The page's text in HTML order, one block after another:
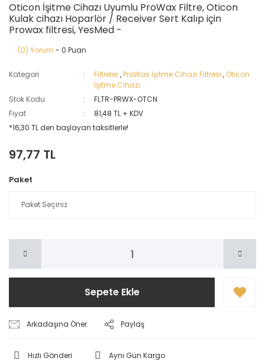
Oticon İşitme Cihazı Uyumlu ProWax Filtre, Oticon
Kulak cihazı Hoparlör / Receiver Sert Kalıp için
Prowax filtresi, YesMed -
(0) Yorum - 0 Puan
Kategori Filtreler,ProWax İşitme Cihazı Filtresi , Oticon
İşitme Cihazı
Stok Kodu
FLTR-PRWX-OTCN
Fiyat
81,48 TL + KDV
*16,30 TL den başlayan taksitlerle!
97,77 TL
Paket
Sepete Ekle
Arkadaşına Öner Paylaş
Hızlı Gönderi Aynı Gün Kargo